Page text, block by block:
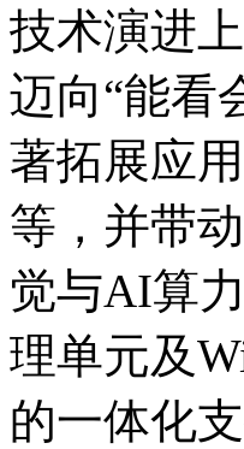
技术演进
迈向“能看
著拓展应
等，并带
觉与AI算
理单元及
的一体化支